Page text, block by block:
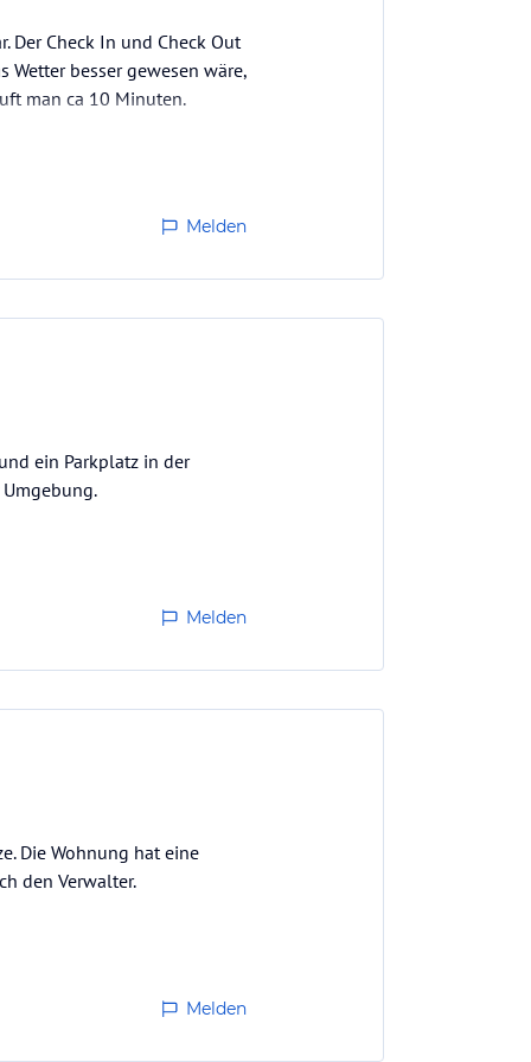
Der Check In und Check Out
Wetter besser gewesen wäre,
man ca 10 Minuten.
Melden
ein Parkplatz in der
Melden
Die Wohnung hat eine
den Verwalter.
Melden